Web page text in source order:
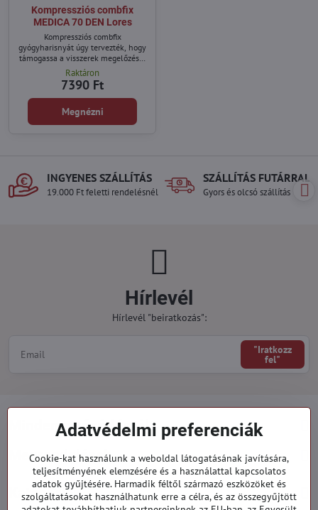
Kompressziós combfix
MEDICA 70 DEN Lores
Kompressziós combfix
gyógyharisnyát úgy tervezték, hogy
támogassa a visszerek megelőzését
és megkönnyítse az elfoglalt nők
mindennapi tevékenységét.
Raktáron
7390 Ft
Megnézni
INGYENES SZÁLLÍTÁS
19.000 Ft feletti rendelésnél
SZÁLLÍTÁS FUTÁRRAL
Gyors és olcsó szállítás
Hírlevél
Hírlevél "beiratkozás":
"Iratkozz
fel"
Minden a vásárlásról
Megrendelések
Kategóriák
Adatvédelmi preferenciák
Cookie-kat használunk a weboldal látogatásának javítására,
teljesítményének elemzésére és a használattal kapcsolatos
adatok gyűjtésére. Harmadik féltől származó eszközöket és
szolgáltatásokat használhatunk erre a célra, és az összegyűjtött